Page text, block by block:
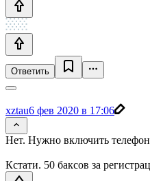
Ответить
xztau6 фев 2020 в 17:06
Нет. Нужно включить
Кстати. 50 баксов за